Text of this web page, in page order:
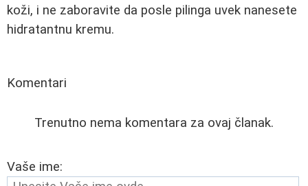
koži, i ne zaboravite da posle pilinga uvek nanesete
hidratantnu kremu.
Komentari
Trenutno nema komentara za ovaj članak.
Vaše ime: